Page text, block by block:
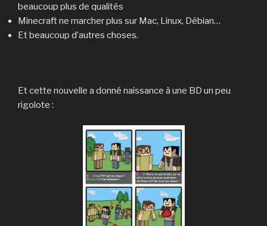
beaucoup plus de qualités
Minecraft ne marcher plus sur Mac, Linux, Débian…
Et beaucoup d’autres choses.
Et cette nouvelle a donné naissance à une BD un peu
rigolote :